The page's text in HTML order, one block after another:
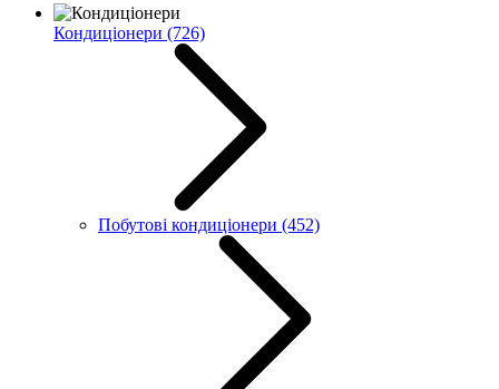
Кондиціонери (726)
Побутові кондиціонери (452)